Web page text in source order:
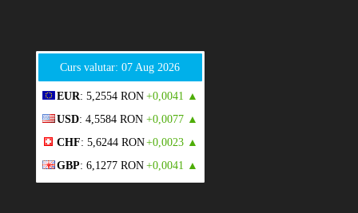
Curs valutar: 07 Aug 2026
EUR: 5,2554 RON +0,0041 ▲
USD: 4,5584 RON +0,0077 ▲
CHF: 5,6244 RON+0,0023 ▲
GBP: 6,1277 RON +0,0041 ▲